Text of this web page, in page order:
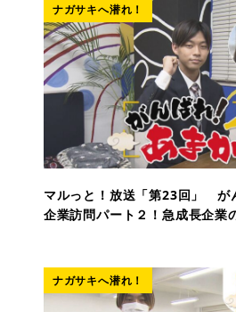
ナガサキへ潜れ！
マルっと！放送「第23回」 が
企業訪問パート２！急成長企業
ナガサキへ潜れ！